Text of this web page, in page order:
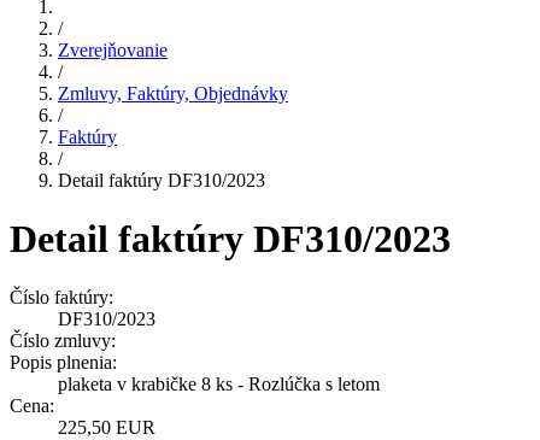
/
Zverejňovanie
/
Zmluvy, Faktúry, Objednávky
/
Faktúry
/
Detail faktúry DF310/2023
Detail faktúry DF310/2023
Číslo faktúry:
DF310/2023
Číslo zmluvy:
Popis plnenia:
plaketa v krabičke 8 ks - Rozlúčka s letom
Cena:
225,50 EUR